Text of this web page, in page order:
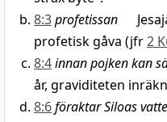
8:3profetissan
profetisk gåva (jfr2
8:4innan pojken kan
år, graviditeten
8:6föraktar Siloas